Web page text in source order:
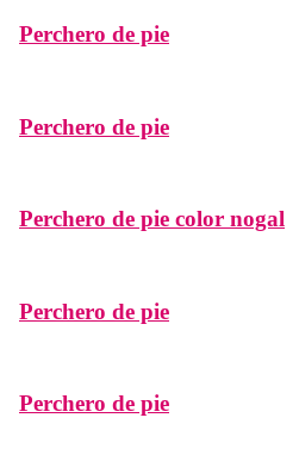
Perchero de pie
Perchero de pie
Perchero de pie color nogal
Perchero de pie
Perchero de pie